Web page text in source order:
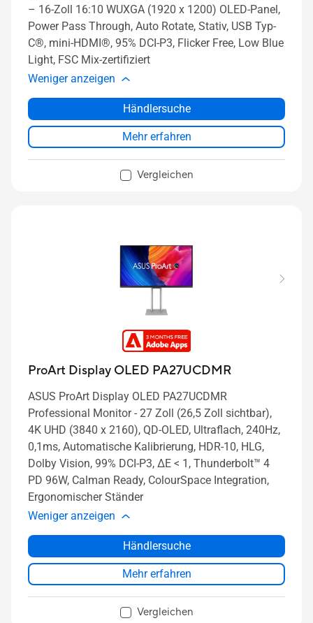
– 16-Zoll 16:10 WUXGA (1920 x 1200) OLED-Panel,
Power Pass Through, Auto Rotate, Stativ, USB Typ-
C®, mini-HDMI®, 95% DCI-P3, Flicker Free, Low Blue
Light, FSC Mix-zertifiziert
Weniger anzeigen
Händlersuche
Mehr erfahren
Vergleichen
ProArt Display OLED PA27UCDMR
ASUS ProArt Display OLED PA27UCDMR
Professional Monitor - 27 Zoll (26,5 Zoll sichtbar),
4K UHD (3840 x 2160), QD-OLED, Ultraflach, 240Hz,
0,1ms, Automatische Kalibrierung, HDR-10, HLG,
Dolby Vision, 99% DCI-P3, ΔE < 1, Thunderbolt™ 4
PD 96W, Calman Ready, ColourSpace Integration,
Ergonomischer Ständer
Weniger anzeigen
Händlersuche
Mehr erfahren
Vergleichen